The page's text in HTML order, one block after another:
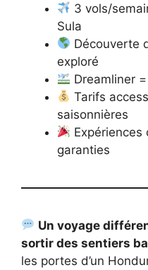
3 vols/
Sula
Découverte
exploré
Dreamliner
Tarifs
saisonnières
garanties
Un voyage
sortir des sentiers
les portes d’un